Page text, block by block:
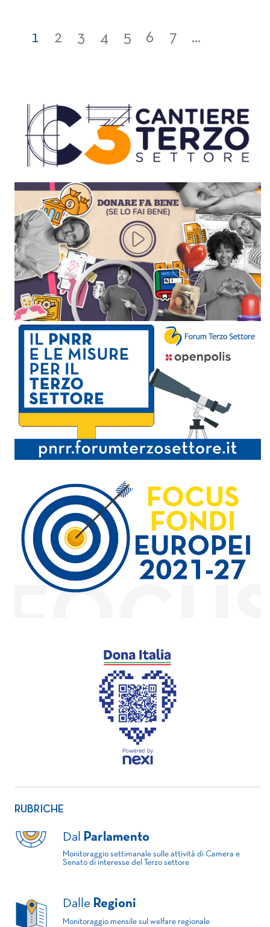
1 2 3 4 5 6 7 ...
RUBRICHE
Dal Parlamento
Monitoraggio settimanale sulle attività di Camera e
Senato di interesse del Terzo settore
Dalle Regioni
Monitoraggio mensile sul welfare regionale